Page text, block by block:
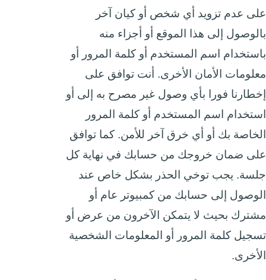
على عدم تزويد أي شخص أو كيان آخر
بالوصول إلى هذا الموقع أو أجزاء منه
باستخدام اسم المستخدم أو كلمة المرور أو
معلومات الأمان الأخرى. أنت توافق على
إخطارنا فورا بأي وصول غير مصرح به إلى أو
استخدام اسم المستخدم أو كلمة المرور
الخاصة بك أو أي خرق آخر للأمن. كما توافق
على ضمان خروجك من حسابك في نهاية كل
جلسة. يجب توخي الحذر بشكل خاص عند
الوصول إلى حسابك من كمبيوتر عام أو
مشترك بحيث لا يتمكن الآخرون من عرض أو
تسجيل كلمة المرور أو المعلومات الشخصية
الأخرى.